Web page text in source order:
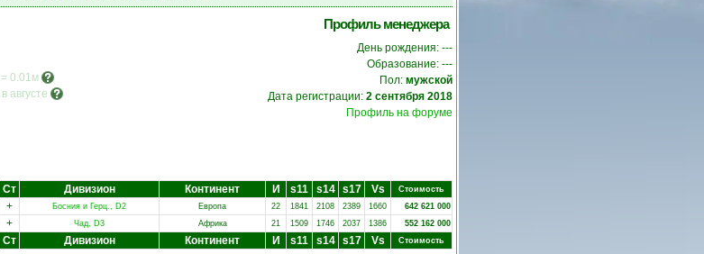
= 0.01м
августе
Профиль менеджера
День рождения: ---
Образование: ---
Пол: мужской
Дата регистрации: 2 сентября 2018
Профиль на форуме
Ст Дивизион Континент И s11 s14 s17 Vs
Стоимость
+ Босния и Герц., D2 Европа 22 1841 2108 2389 1660
642 621 000
+ Чад, D3 Африка 21 1509 1746 2037 1386 552 162 000
Ст Дивизион Континент И s11 s14 s17 Vs Стоимость